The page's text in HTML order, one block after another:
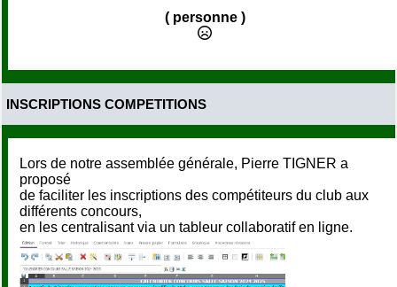
( personne )
INSCRIPTIONS COMPETITIONS
Lors de notre assemblée générale, Pierre TIGNER a
proposé
de faciliter les inscriptions des compétiteurs du club aux
différents concours,
en les centralisant via un tableur collaboratif en ligne.